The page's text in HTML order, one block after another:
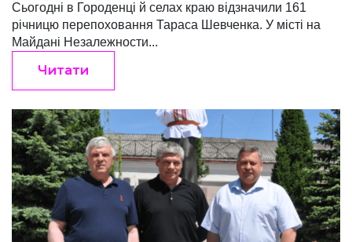
Сьогодні в Городенці й селах краю відзначили 161
річницю перепоховання Тараса Шевченка. У місті на
Майдані Незалежности...
Читати